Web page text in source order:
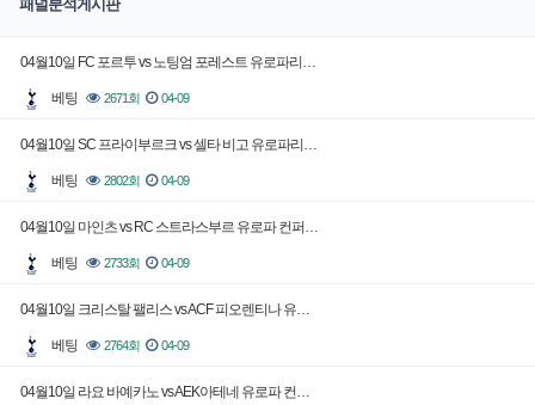
패널분석게시판
04월10일 FC 포르투 vs 노팅엄 포레스트 유로파리…
베팅 2671회 04-09
04월10일 SC 프라이부르크 vs 셀타 비고 유로파리…
베팅 2802회 04-09
04월10일 마인츠 vs RC 스트라스부르 유로파 컨퍼…
베팅 2733회 04-09
04월10일 크리스탈 팰리스 vs ACF 피오렌티나 유…
베팅 2764회 04-09
04월10일 라요 바예카노 vs AEK아테네 유로파 컨…